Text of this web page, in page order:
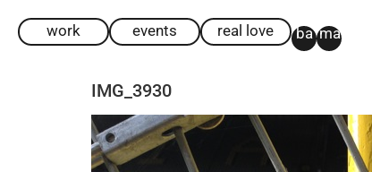
work events real love ba ma
IMG_3930